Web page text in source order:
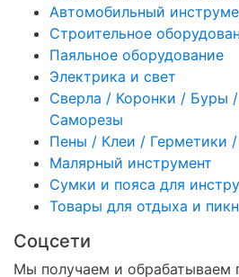
Автомобильный
Строительное
Паяльное оборудование
Электрика и свет
Сверла / Коронки / Буры
Саморезы
Пены / Клеи / Герметики
Малярный инструмент
Сумки и пояса для
Товары для отдыха и
Соцсети
Мы получаем и обрабатываем